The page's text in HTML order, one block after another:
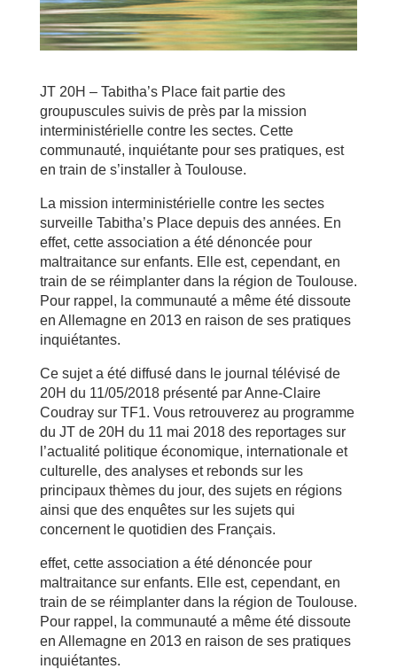
JT 20H – Tabitha’s Place fait partie des
groupuscules suivis de près par la mission
interministérielle contre les sectes. Cette
communauté, inquiétante pour ses pratiques, est
en train de s’installer à Toulouse.
La mission interministérielle contre les sectes
surveille Tabitha’s Place depuis des années. En
effet, cette association a été dénoncée pour
maltraitance sur enfants. Elle est, cependant, en
train de se réimplanter dans la région de Toulouse.
Pour rappel, la communauté a même été dissoute
en Allemagne en 2013 en raison de ses pratiques
inquiétantes.
Ce sujet a été diffusé dans le journal télévisé de
20H du 11/05/2018 présenté par Anne-Claire
Coudray sur TF1. Vous retrouverez au programme
du JT de 20H du 11 mai 2018 des reportages sur
l’actualité politique économique, internationale et
culturelle, des analyses et rebonds sur les
principaux thèmes du jour, des sujets en régions
ainsi que des enquêtes sur les sujets qui
concernent le quotidien des Français.
effet, cette association a été dénoncée pour
maltraitance sur enfants. Elle est, cependant, en
train de se réimplanter dans la région de Toulouse.
Pour rappel, la communauté a même été dissoute
en Allemagne en 2013 en raison de ses pratiques
inquiétantes.